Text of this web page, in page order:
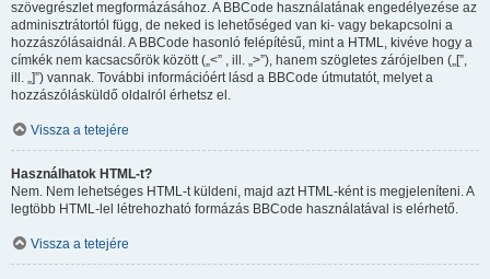
szövegrészlet megformázásához. A BBCode használatának engedélyezése az
adminisztrátortól függ, de neked is lehetőséged van ki- vagy bekapcsolni a
hozzászólásaidnál. A BBCode hasonló felépítésű, mint a HTML, kivéve hogy a
címkék nem kacsacsőrök között („<” , ill. „>”), hanem szögletes zárójelben („[”,
ill. „]”) vannak. További információért lásd a BBCode útmutatót, melyet a
hozzászólásküldő oldalról érhetsz el.
Vissza a tetejére
Használhatok HTML-t?
Nem. Nem lehetséges HTML-t küldeni, majd azt HTML-ként is megjeleníteni. A
legtöbb HTML-lel létrehozható formázás BBCode használatával is elérhető.
Vissza a tetejére